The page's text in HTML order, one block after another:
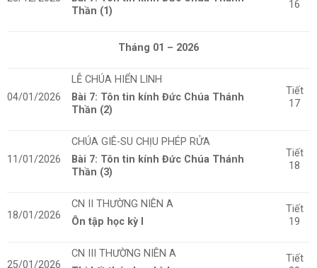
Thần (1)
16
Tháng 01 – 2026
04/01/2026
LỄ CHÚA HIỂN LINH
Bài 7: Tôn tin kính Đức Chúa Thánh
Thần (2)
Tiết
17
11/01/2026
CHÚA GIÊ-SU CHỊU PHÉP RỬA
Bài 7: Tôn tin kính Đức Chúa Thánh
Thần (3)
Tiết
18
18/01/2026
CN II THƯỜNG NIÊN A
Ôn tập học kỳ I
Tiết
19
25/01/2026
CN III THƯỜNG NIÊN A
Tiết